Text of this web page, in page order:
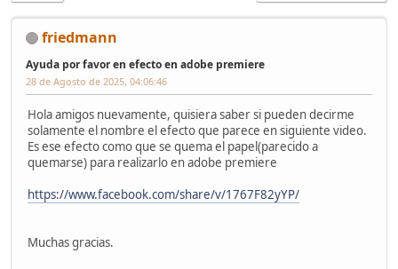
friedmann
Ayuda por favor en efecto en adobe premiere
28 de Agosto de 2025, 04:06:46
Hola amigos nuevamente, quisiera saber si pueden decirme
solamente el nombre el efecto que parece en siguiente video.
Es ese efecto como que se quema el papel(parecido a
quemarse) para realizarlo en adobe premiere
https://www.facebook.com/share/v/1767F82yYP/
Muchas gracias.